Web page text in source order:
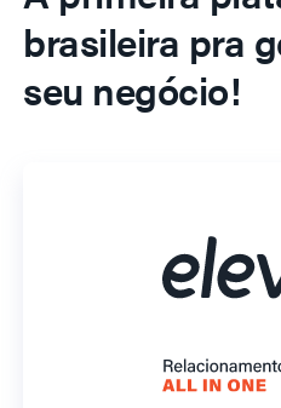
brasileira pra
seu negócio!